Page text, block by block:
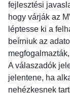
fejlesztési
hogy várják az
léptesse ki a
beírniuk az
A válaszadók
jelentene, ha
nehézkesnek